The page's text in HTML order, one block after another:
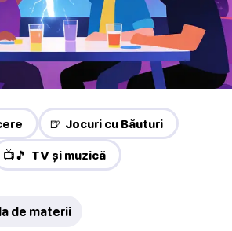
🍺 Jocuri cu Băuturi
📺🎵 TV și muzică
de materii